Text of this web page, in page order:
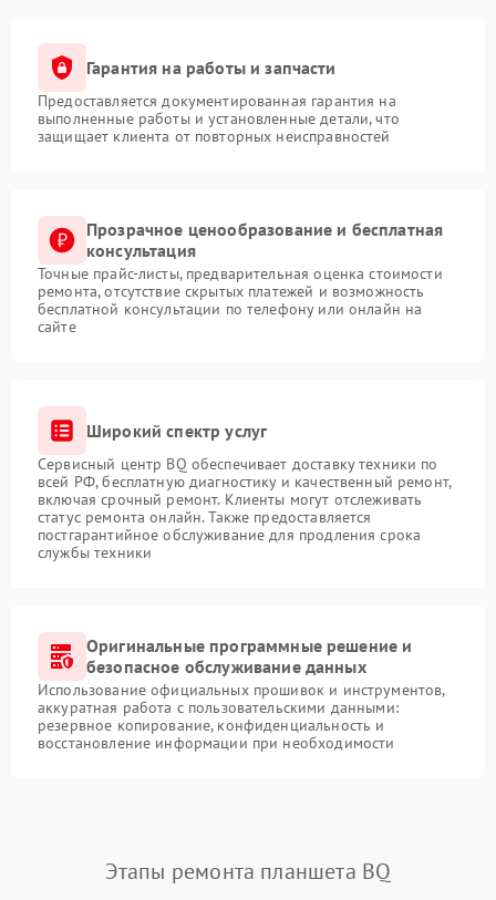
Гарантия на работы и запчасти
Предоставляется документированная гарантия на
выполненные работы и установленные детали, что
защищает клиента от повторных неисправностей
Прозрачное ценообразование и бесплатная
консультация
Точные прайс-листы, предварительная оценка стоимости
ремонта, отсутствие скрытых платежей и возможность
бесплатной консультации по телефону или онлайн на
сайте
Широкий спектр услуг
Сервисный центр BQ обеспечивает доставку техники по
всей РФ, бесплатную диагностику и качественный ремонт,
включая срочный ремонт. Клиенты могут отслеживать
статус ремонта онлайн. Также предоставляется
постгарантийное обслуживание для продления срока
службы техники
Оригинальные программные решение и
безопасное обслуживание данных
Использование официальных прошивок и инструментов,
аккуратная работа с пользовательскими данными:
резервное копирование, конфиденциальность и
восстановление информации при необходимости
Этапы ремонта планшета BQ